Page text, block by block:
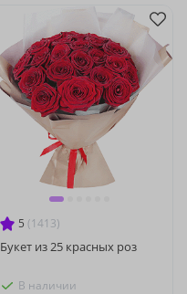
5 (1413)
Букет из 25 красных роз
В наличии